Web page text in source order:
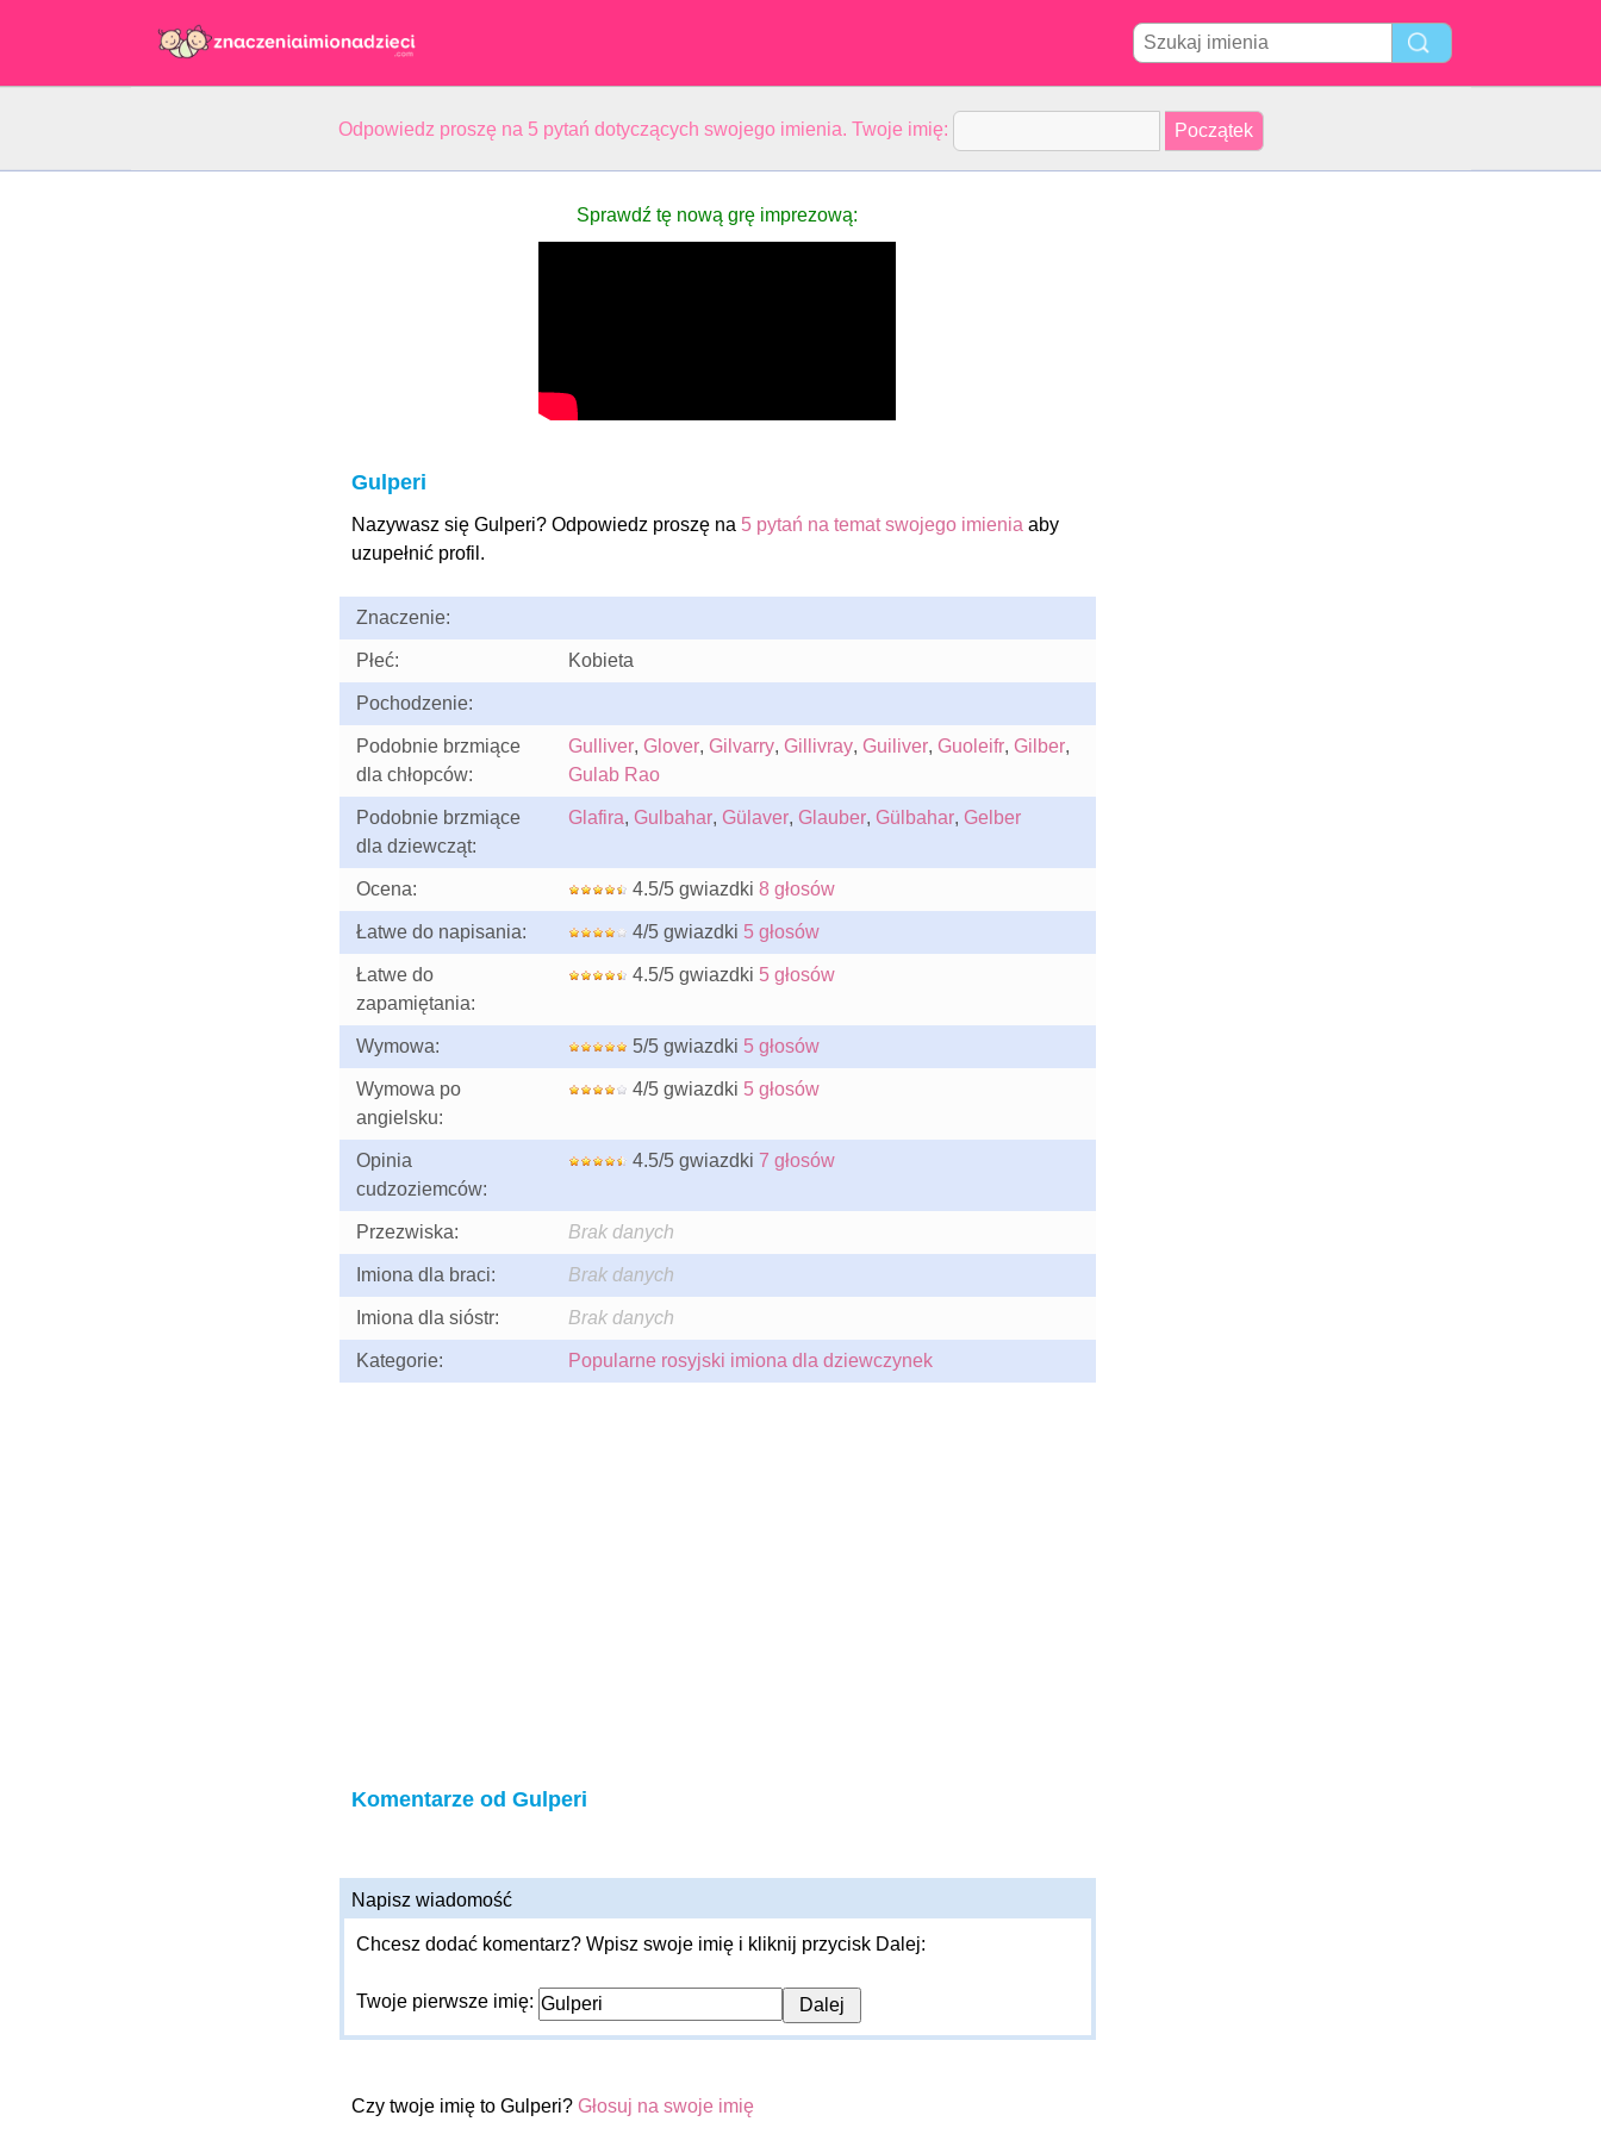
Odpowiedz proszę na 5 pytań dotyczących swojego imienia. Twoje imię:
Sprawdź tę nową grę imprezową:
Gulperi
Nazywasz się Gulperi? Odpowiedz proszę na 5 pytań na temat swojego imienia aby
uzupełnić profil.
Znaczenie:
Płeć: Kobieta
Pochodzenie:
Podobnie brzmiące
dla chłopców:
Gulliver, Glover, Gilvarry, Gillivray, Guiliver, Guoleifr, Gilber,
Gulab Rao
Podobnie brzmiące
dla dziewcząt:
Glafira, Gulbahar, Gülaver, Glauber, Gülbahar, Gelber
Ocena: 4.5/5 gwiazdki 8 głosów
Łatwe do napisania: 4/5 gwiazdki 5 głosów
Łatwe do
zapamiętania:
4.5/5 gwiazdki 5 głosów
Wymowa: 5/5 gwiazdki 5 głosów
Wymowa po
angielsku:
4/5 gwiazdki 5 głosów
Opinia
cudzoziemców:
4.5/5 gwiazdki 7 głosów
Przezwiska: Brak danych
Imiona dla braci: Brak danych
Imiona dla sióstr: Brak danych
Kategorie: Popularne rosyjski imiona dla dziewczynek
Komentarze od Gulperi
Napisz wiadomość
Chcesz dodać komentarz? Wpisz swoje imię i kliknij przycisk Dalej:
Twoje pierwsze imię:
Czy twoje imię to Gulperi? Głosuj na swoje imię